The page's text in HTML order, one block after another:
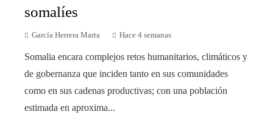
somalíes
García Herrera Marta Hace 4 semanas
Somalia encara complejos retos humanitarios, climáticos y
de gobernanza que inciden tanto en sus comunidades
como en sus cadenas productivas; con una población
estimada en aproxima...